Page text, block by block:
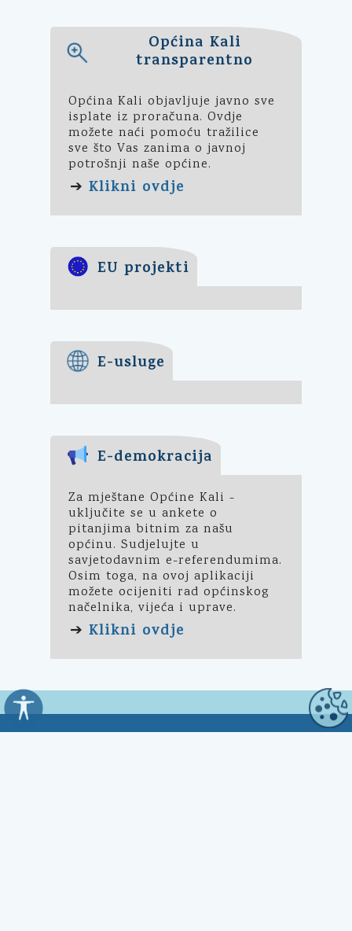
Općina Kali
transparentno
Općina Kali objavljuje javno sve
isplate iz proračuna. Ovdje
možete naći pomoću tražilice
sve što Vas zanima o javnoj
potrošnji naše općine.
➔ Klikni ovdje
EU projekti
E-usluge
E-demokracija
Za mještane Općine Kali -
uključite se u ankete o
pitanjima bitnim za našu
općinu. Sudjelujte u
savjetodavnim e-referendumima.
Osim toga, na ovoj aplikaciji
možete ocijeniti rad općinskog
načelnika, vijeća i uprave.
➔ Klikni ovdje